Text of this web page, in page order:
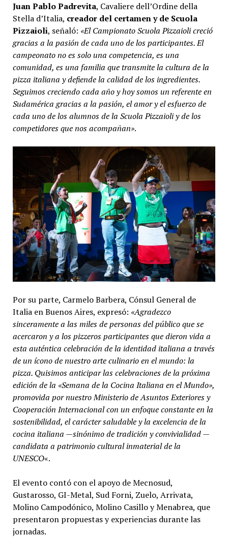
Juan Pablo Padrevita, Cavaliere dell’Ordine della
Stella d’Italia, creador del certamen y de Scuola
Pizzaioli, señaló: «El Campionato Scuola Pizzaioli creció
gracias a la pasión de cada uno de los participantes. El
campeonato no es solo una competencia, es una
comunidad, es una familia que transmite la cultura de la
pizza italiana y defiende la calidad de los ingredientes.
Seguimos creciendo cada año y hoy somos un referente en
Sudamérica gracias a la pasión, el amor y el esfuerzo de
cada uno de los alumnos de la Scuola Pizzaioli y de los
competidores que nos acompañan».
Por su parte, Carmelo Barbera, Cónsul General de
Italia en Buenos Aires, expresó: «Agradezco
sinceramente a las miles de personas del público que se
acercaron y a los pizzeros participantes que dieron vida a
esta auténtica celebración de la identidad italiana a través
de un ícono de nuestro arte culinario en el mundo: la
pizza. Quisimos anticipar las celebraciones de la próxima
edición de la «Semana de la Cocina Italiana en el Mundo»,
promovida por nuestro Ministerio de Asuntos Exteriores y
Cooperación Internacional con un enfoque constante en la
sostenibilidad, el carácter saludable y la excelencia de la
cocina italiana —sinónimo de tradición y convivialidad —
candidata a patrimonio cultural inmaterial de la
UNESCO«.
El evento contó con el apoyo de Mecnosud,
Gustarosso, GI-Metal, Sud Forni, Zuelo, Arrivata,
Molino Campodónico, Molino Casillo y Menabrea, que
presentaron propuestas y experiencias durante las
jornadas.